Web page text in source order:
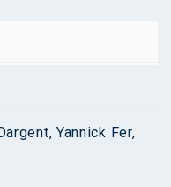
, Yannick Fer,